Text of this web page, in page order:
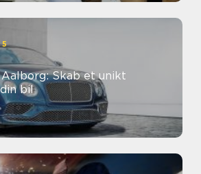
Skab et unikt
bil